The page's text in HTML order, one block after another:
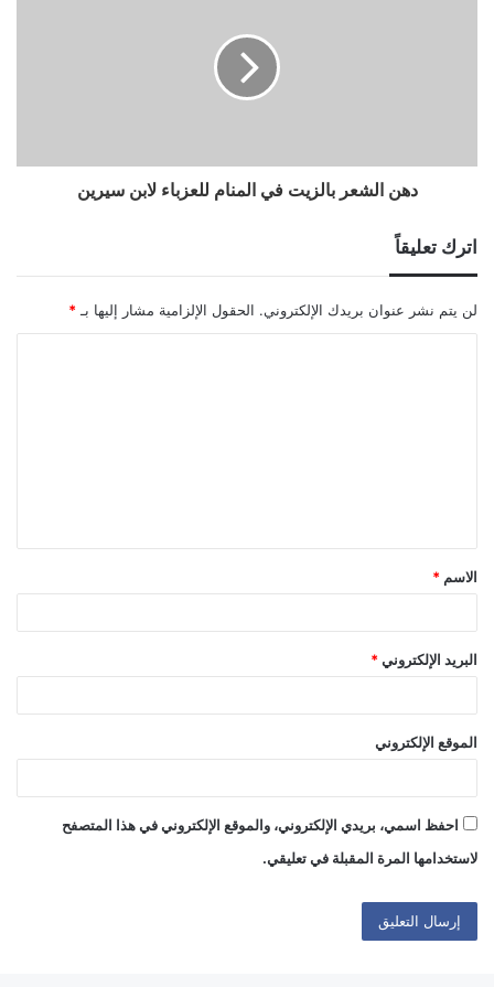
دهن الشعر بالزيت في المنام للعزباء لابن سيرين
اترك تعليقاً
لن يتم نشر عنوان بريدك الإلكتروني. الحقول الإلزامية مشار إليها بـ *
ق
*
الاسم *
البريد الإلكتروني *
الموقع الإلكتروني
احفظ اسمي، بريدي الإلكتروني، والموقع الإلكتروني في هذا المتصفح
لاستخدامها المرة المقبلة في تعليقي.